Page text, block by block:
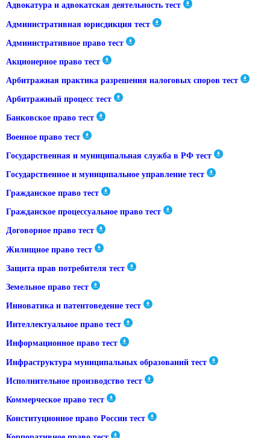
Адвокатура и адвокатская деятельность тест
Административная юрисдикция тест
Административное право тест
Акционерное право тест
Арбитражная практика разрешения налоговых споров тест
Арбитражный процесс тест
Банковское право тест
Военное право тест
Государственная и муниципальная служба в РФ тест
Государственное и муниципальное управление тест
Гражданское право тест
Гражданское процессуальное право тест
Договорное право тест
Жилищное право тест
Защита прав потребителя тест
Земельное право тест
Инноватика и патентоведение тест
Интеллектуальное право тест
Информационное право тест
Инфраструктура муниципальных образований тест
Исполнительное производство тест
Коммерческое право тест
Конституционное право России тест